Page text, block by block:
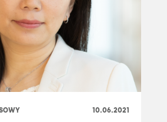
10.06.2021